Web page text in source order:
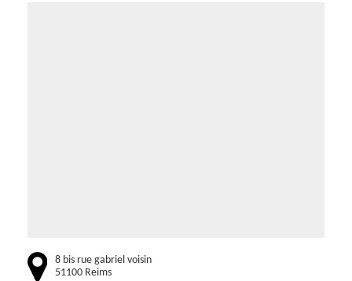
8 bis rue gabriel voisin
51100 Reims